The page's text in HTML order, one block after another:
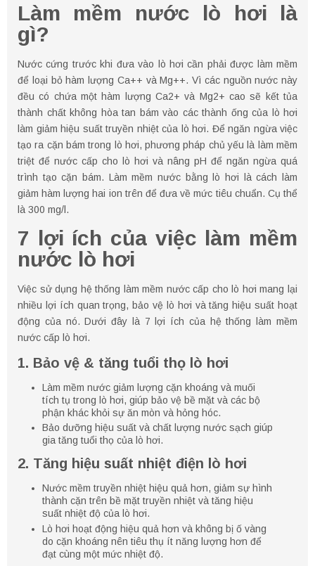
Làm mềm nước lò hơi là
gì?
Nước cứng trước khi đưa vào lò hơi cần phải được làm mềm
để loại bỏ hàm lượng Ca++ và Mg++. Vì các nguồn nước này
đều có chứa một hàm lượng Ca2+ và Mg2+ cao sẽ kết tủa
thành chất không hòa tan bám vào các thành ống của lò hơi
làm giảm hiệu suất truyền nhiệt của lò hơi. Để ngăn ngừa việc
tạo ra cặn bám trong lò hơi, phương pháp chủ yếu là làm mềm
triệt để nước cấp cho lò hơi và nâng pH để ngăn ngừa quá
trình tạo cặn bám. Làm mềm nước bằng lò hơi là cách làm
giảm hàm lượng hai ion trên để đưa về mức tiêu chuẩn. Cụ thể
là 300 mg/l.
7 lợi ích của việc làm mềm
nước lò hơi
Việc sử dụng hệ thống làm mềm nước cấp cho lò hơi mang lại
nhiều lợi ích quan trọng, bảo vệ lò hơi và tăng hiệu suất hoạt
động của nó. Dưới đây là 7 lợi ích của hệ thống làm mềm
nước cấp lò hơi.
1. Bảo vệ & tăng tuổi thọ lò hơi
Làm mềm nước giảm lượng cặn khoáng và muối
tích tụ trong lò hơi, giúp bảo vệ bề mặt và các bộ
phận khác khỏi sự ăn mòn và hỏng hóc.
Bảo dưỡng hiệu suất và chất lượng nước sạch giúp
gia tăng tuổi thọ của lò hơi.
2. Tăng hiệu suất nhiệt điện lò hơi
Nước mềm truyền nhiệt hiệu quả hơn, giảm sự hình
thành cặn trên bề mặt truyền nhiệt và tăng hiệu
suất nhiệt độ của lò hơi.
Lò hơi hoạt động hiệu quả hơn và không bị ố vàng
do cặn khoáng nên tiêu thụ ít năng lượng hơn để
đạt cùng một mức nhiệt độ.